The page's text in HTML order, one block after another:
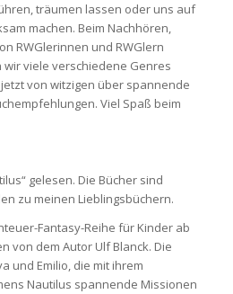
träumen lassen oder uns auf
machen. Beim Nachhören,
RWGlerinnen und RWGlern
viele verschiedene Genres
von witzigen über spannende
Viel Spaß beim
gelesen. Die Bücher sind
zu meinen Lieblingsbüchern.
Fantasy-Reihe für Kinder ab
von dem Autor Ulf Blanck. Die
und Emilio, die mit ihrem
Nautilus spannende Missionen